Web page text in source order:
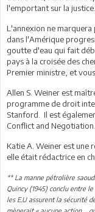
l'emportant sur la
L'annexion ne marquera
dans l'Amérique
goutte d'eau qui fait
pays à la croisée des
Premier ministre, et
Allen S. Weiner est
programme de droit
Stanford. Il est
Conflict and Negotiation.
Katie A. Weiner est une
elle était rédactrice en
** La manne pétrolière
Quincy (1945) conclu entre
les E.U assurent la sécurité
mènerait « aucune action